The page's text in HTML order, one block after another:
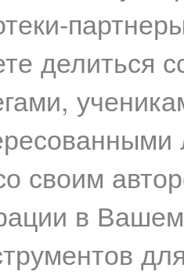
делиться
своим
в